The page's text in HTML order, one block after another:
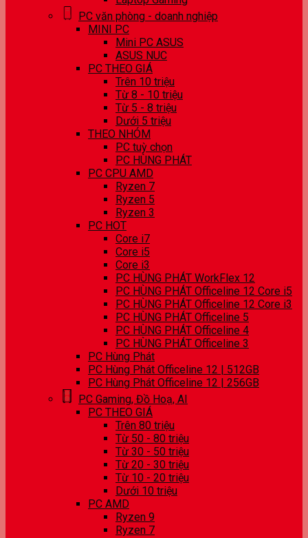
PC văn phòng - doanh nghiệp
MINI PC
Mini PC ASUS
ASUS NUC
PC THEO GIÁ
Trên 10 triệu
Từ 8 - 10 triệu
Từ 5 - 8 triệu
Dưới 5 triệu
THEO NHÓM
PC tuỳ chọn
PC HÙNG PHÁT
PC CPU AMD
Ryzen 7
Ryzen 5
Ryzen 3
PC HOT
Core i7
Core i5
Core i3
PC HÙNG PHÁT WorkFlex 12
PC HÙNG PHÁT Officeline 12 Core i5
PC HÙNG PHÁT Officeline 12 Core i3
PC HÙNG PHÁT Officeline 5
PC HÙNG PHÁT Officeline 4
PC HÙNG PHÁT Officeline 3
PC Hùng Phát
PC Hùng Phát Officeline 12 | 512GB
PC Hùng Phát Officeline 12 | 256GB
PC Gaming, Đồ Hoạ, AI
PC THEO GIÁ
Trên 80 triệu
Từ 50 - 80 triệu
Từ 30 - 50 triệu
Từ 20 - 30 triệu
Từ 10 - 20 triệu
Dưới 10 triệu
PC AMD
Ryzen 9
Ryzen 7